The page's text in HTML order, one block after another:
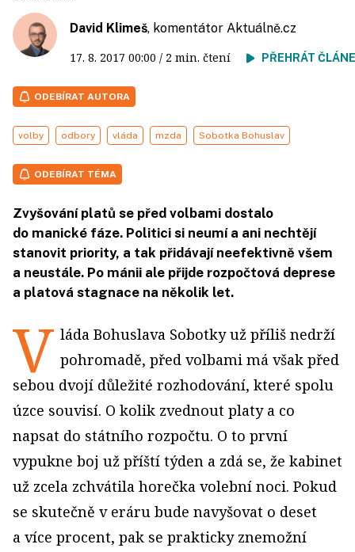
David Klimeš, komentátor Aktuálně.cz
17. 8. 2017 00:00 / 2 min. čtení PŘEHRÁT
ODEBÍRAT AUTORA
volby odbory vláda mzda Sobotka Bohuslav
ODEBÍRAT TÉMA
Zvyšování platů se před volbami dostalo
do manické fáze. Politici si neumí a ani nechtějí
stanovit priority, a tak přidávají neefektivně všem
a neustále. Po mánii ale přijde rozpočtová deprese
a platová stagnace na několik let.
V láda Bohuslava Sobotky už příliš nedrží
pohromadě, před volbami má však před
sebou dvojí důležité rozhodování, které spolu
úzce souvisí. O kolik zvednout platy a co
napsat do státního rozpočtu. O to první
vypukne boj už příští týden a zdá se, že kabinet
už zcela zchvátila horečka volební noci. Pokud
se skutečně v eráru bude navyšovat o deset
a více procent, pak se prakticky znemožní